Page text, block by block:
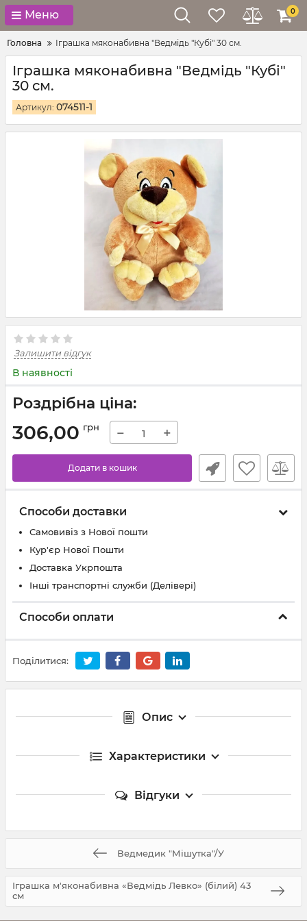
Меню 0
Головна Іграшка мяконабивна "Ведмідь "Кубі" 30 см.
Іграшка мяконабивна "Ведмідь "Кубі"
30 см.
Артикул: 074511-1
Залишити відгук
В наявності
Роздрібна ціна:
306,00 грн − +
Додати в кошик
Способи доставки
Самовивіз з Нової пошти
Кур'єр Нової Пошти
Доставка Укрпошта
Інші транспортні служби (Делівері)
Способи оплати
Поділитися:
Опис
Характеристики
Відгуки
Ведмедик "Мішутка"/У
Іграшка м'яконабивна «Ведмідь Левко» (білий) 43
см